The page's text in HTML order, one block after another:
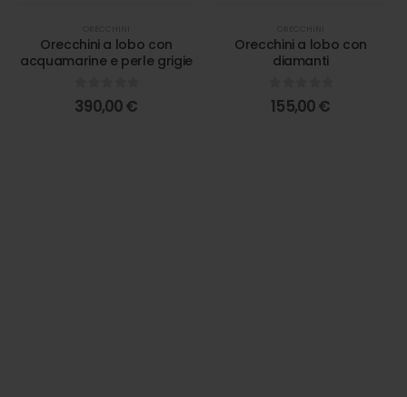
Orecchini a lobo con
acquamarine e perle grigie
0 out of 5
390,00€
Orecchini a lobo con
diamanti
0out of 5
155,00€